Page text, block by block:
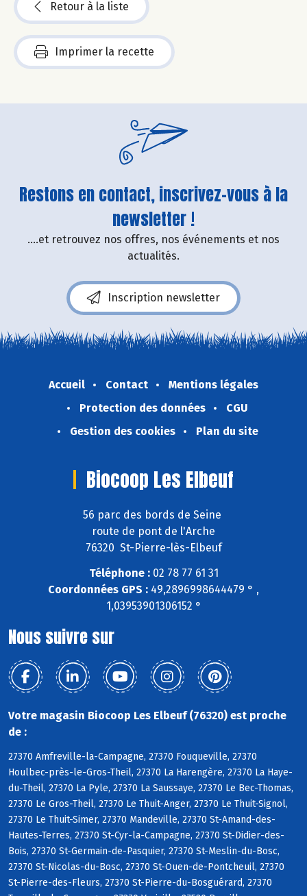
Retour à la liste
Imprimer la recette
Restons en contact, inscrivez-vous à la
newsletter !
....et retrouvez nos offres, nos événements et nos
actualités.
Inscription newsletter
Accueil Contact
Mentions légales
Protection des données
CGU
Gestion des cookies
Plan du site
Biocoop Les Elbeuf
56 parc des bords de Seine
route de pont de l'Arche
76320 St-Pierre-lès-Elbeuf
Téléphone :02 78 77 61 31
Coordonnées GPS : 49,2896998644479 ° ,
1,03953901306152 °
Nous suivre sur
Votre magasin Biocoop Les Elbeuf (76320) est proche
de :
27370 Amfreville-la-Campagne, 27370 Fouqueville, 27370
Houlbec-près-le-Gros-Theil, 27370 La Harengère, 27370 La Haye-
du-Theil, 27370 La Pyle, 27370 La Saussaye, 27370 Le Bec-Thomas,
27370 Le Gros-Theil, 27370 Le Thuit-Anger, 27370 Le Thuit-Signol,
27370 Le Thuit-Simer, 27370 Mandeville, 27370 St-Amand-des-
Hautes-Terres, 27370 St-Cyr-la-Campagne, 27370 St-Didier-des-
Bois, 27370 St-Germain-de-Pasquier, 27370 St-Meslin-du-Bosc,
27370 St-Nicolas-du-Bosc, 27370 St-Ouen-de-Pontcheuil, 27370
St-Pierre-des-Fleurs, 27370 St-Pierre-du-Bosguérard, 27370